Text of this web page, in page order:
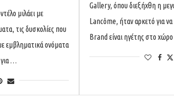
μιλάει με
τις δυσκολίες που
εμβληματικά ονόματα
…
Gallery, όπου διεξήχθη η
Lancôme, ήταν αρκετό για
Brand είναι ηγέτης στο